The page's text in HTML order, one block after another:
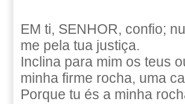
EM ti, SENHOR, confio;
me pela tua justiça.
Inclina para mim os teus
minha firme rocha, uma
Porque tu és a minha